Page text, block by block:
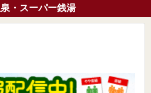
・スーパー銭湯